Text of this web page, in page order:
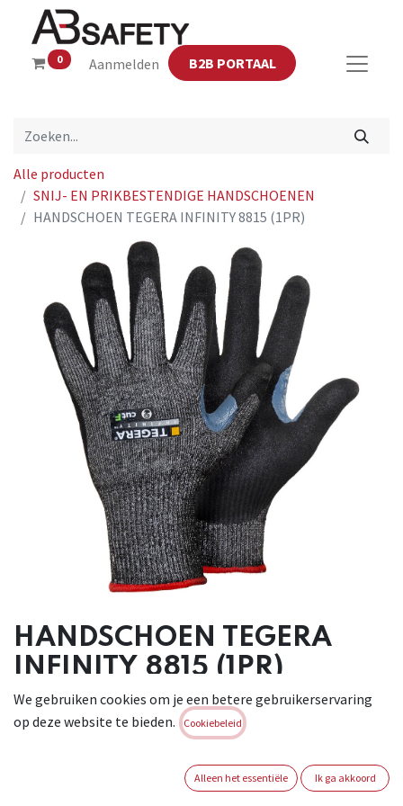
0 Aanmelden B2B PORTAAL
Alle producten
SNIJ- EN PRIKBESTENDIGE HANDSCHOENEN
HANDSCHOEN TEGERA INFINITY 8815 (1PR)
HANDSCHOEN TEGERA
INFINITY 8815 (1PR)
Brand:TEGERA
Login of registreer om verder te
We gebruiken cookies om je een betere gebruikerservaring
op deze website te bieden.
Cookiebeleid
Alleen het essentiële Ik ga akkoord